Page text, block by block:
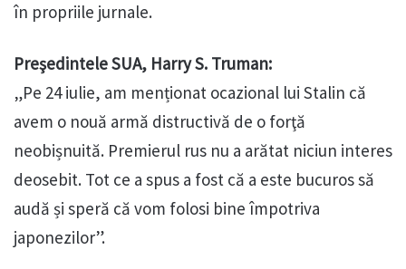
în propriile jurnale.
Preşedintele SUA, Harry S. Truman:
„Pe 24 iulie, am menționat ocazional lui Stalin că
avem o nouă armă distructivă de o forţă
neobișnuită. Premierul rus nu a arătat niciun interes
deosebit. Tot ce a spus a fost că a este bucuros să
audă și speră că vom folosi bine împotriva
japonezilor”.